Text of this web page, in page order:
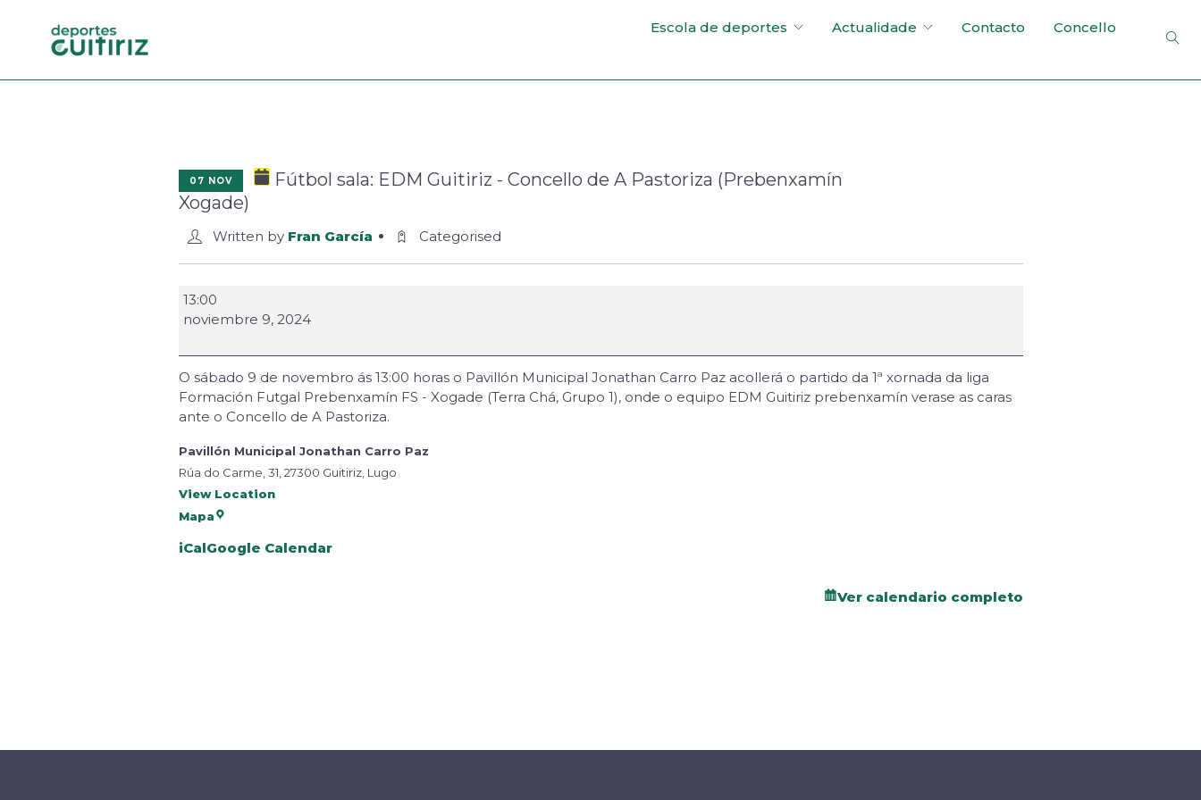
Escola de deportes Actualidade Contacto Concello
07 NOV
Fútbol sala: EDM Guitiriz - Concello de A Pastoriza (Prebenxamín
Xogade)
Written by Fran García Categorised
13:00
noviembre 9, 2024
O sábado 9 de novembro ás 13:00 horas o Pavillón Municipal Jonathan Carro Paz acollerá o partido da 1ª xornada da liga
Formación Futgal Prebenxamín FS - Xogade (Terra Chá, Grupo 1), onde o equipo EDM Guitiriz prebenxamín verase as caras
ante o Concello de A Pastoriza.
Pavillón Municipal Jonathan Carro Paz
Rúa do Carme, 31, 27300 Guitiriz, Lugo
View Location
Mapa
iCalGoogle Calendar
Ver calendario completo